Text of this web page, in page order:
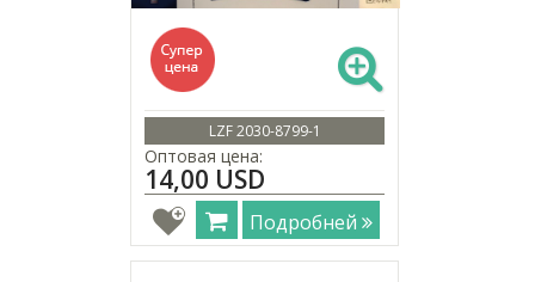
LZF 2030-8799-1
Оптовая цена:
14,00 USD
Подробней